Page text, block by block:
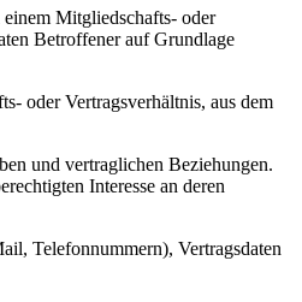
Mitgliedschafts- oder
Betroffener auf Grundlage
oder Vertragsverhältnis, aus dem
und vertraglichen Beziehungen.
Interesse an deren
Telefonnummern), Vertragsdaten